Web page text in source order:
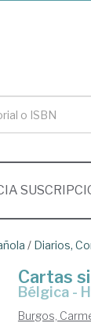
/ Diarios,
Cartas
Bélgica -
Burgos,